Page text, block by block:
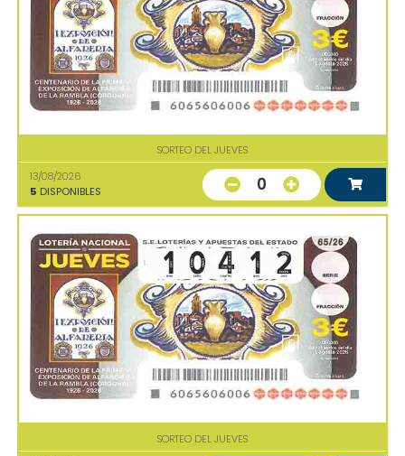
SORTEO DEL JUEVES
13/08/2026
5 DISPONIBLES 0
SORTEO DEL JUEVES